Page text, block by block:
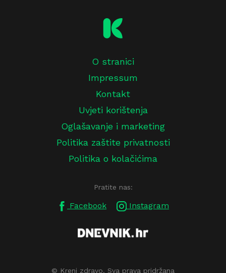
O stranici
Impressum
Kontakt
Uvjeti korištenja
Oglašavanje i marketing
Politika zaštite privatnosti
Politika o kolačićima
Pratite nas:
Facebook Instagram
© Kreni zdravo. Sva prava pridržana